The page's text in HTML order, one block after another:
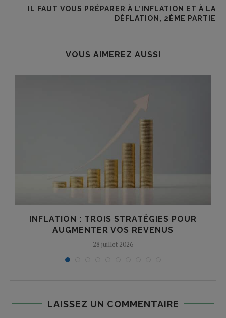
IL FAUT VOUS PRÉPARER À L’INFLATION ET À LA
DÉFLATION, 2ÈME PARTIE
VOUS AIMEREZ AUSSI
INFLATION : TROIS STRATÉGIES POUR
AUGMENTER VOS REVENUS
28 juillet 2026
LAISSEZ UN COMMENTAIRE